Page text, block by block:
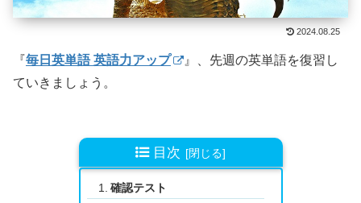
2024.08.25
『毎日英単語 英語力アップ
』、先週の英単語を復習し
ていきましょう。
目次
確認テスト